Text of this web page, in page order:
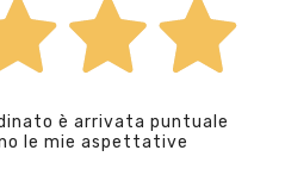
è arrivata puntuale
le mie aspettative